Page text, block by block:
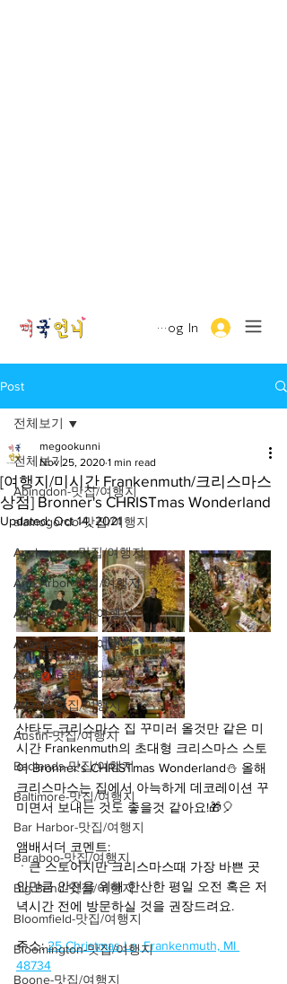
Log In
Post
전체보기
Abingdon-맛집/여행지
alamogordo-맛집/여행지
Anchorage-맛집/여행지
Ann Arbor-맛집/여행지
Arlington-맛집/여행지
Arlington-맛집/여행지
Asheville-맛집/여행지
Atlanta-맛집/여행지
Austin-맛집/여행지
Badlands-맛집/여행지
Baltimore-맛집/여행지
Bar Harbor-맛집/여행지
Baraboo-맛집/여행지
Big Bend-맛집/여행지
Bloomfield-맛집/여행지
Bloomington-맛집/여행지
Boone-맛집/여행지
전체보기
[여행지/미시간 Frankenmuth/크리스마스
상점] Bronner's CHRISTmas Wonderland
megookunni
Nov 25, 2020 1 min read
Updated:Oct 14, 2021
산타도 크리스마스 집 꾸미러 올것만 같은 미
시간 Frankenmuth의 초대형 크리스마스 스토
어 Bronner's CHRISTmas Wonderland⛄ 올해
크리스마스는 집에서 아늑하게 데코레이션 꾸
미면서 보내는 것도 좋을것 같아요!🎁🎈
앰배서더 코멘트:
ㆍ큰 스토어지만 크리스마스때 가장 바쁜 곳
인만큼 안전을 위해 한산한 평일 오전 혹은 저
녁시간 전에 방문하실 것을 권장드려요.
주소: 25 Christmas Ln, Frankenmuth, MI
48734